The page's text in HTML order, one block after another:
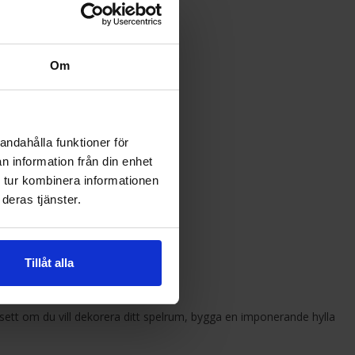
Om
funktioner för
information från din enhet
kombinera informationen
tjänster.
Tillåt alla
och många fler.
om du vill dekorera ditt spelrum, bygga en imponerande hylla